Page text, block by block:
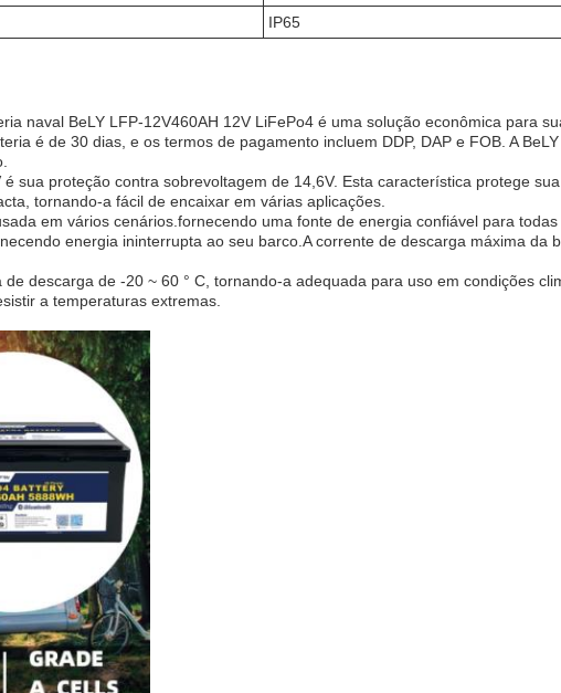
IP65
naval BeLY LFP-12V460AH 12V LiFePo4 é uma solução econômica para
é de 30 dias, e os termos de pagamento incluem DDP, DAP e FOB. A
sua proteção contra sobrevoltagem de 14,6V. Esta característica protege
tornando-a fácil de encaixar em várias aplicações.
em vários cenários.fornecendo uma fonte de energia confiável para
energia ininterrupta ao seu barco.A corrente de descarga máxima da
descarga de -20 ~ 60 ° C, tornando-a adequada para uso em condições
a temperaturas extremas.